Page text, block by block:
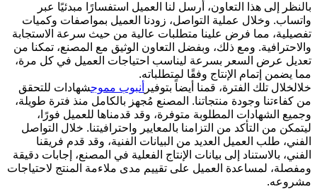
بالنظر إلى هذا التعاون، أرسل لنا العميل استفسارًا مبدئيًا عبر
واتساب. وخلال عملية التواصل، زودنا العميل بمواصفات وكميات
تفصيلية، مما فرض علينا متطلبات عالية من حيث سرعة الاستجابة
والاحترافية. ومع ذلك، وبفضل التعاون الوثيق مع المصنع، تمكنا من
تعديل عرض السعر بسرعة ليناسب احتياجات العميل في كل مرة،
مما يضمن إتمام الإنتاج وفقًا لمتطلباته.
خلالخلال تلك الفترة، قمنا أيضاً بتوفير أنبوب مموجشهادات للتحقق
من كفاءتنا وجودة منتجاتنا. المصنع مُجهز بالكامل منذ فترة طويلة،
وجميع الشهادات المطلوبة متوفرة، وقد قدمناها للعميل فورًا،
ليتمكن من التأكد من التزامنا بالمعايير واحترافيتنا. خلال التواصل
الفني، طلب العميل العديد من البيانات الفنية، وقد قدم فريقنا
الفني، بالاستناد إلى بيانات الإنتاج الفعلية في المصنع، إجابات دقيقة
ومفصلة، ​​لمساعدة العميل على تقييم مدى ملاءمة المنتج لاحتياجات
مشروعه.